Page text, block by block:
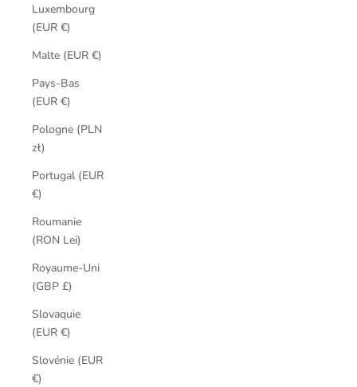
Luxembourg
(EUR €)
Malte (EUR €)
Pays-Bas
(EUR €)
Pologne (PLN
zł)
Portugal (EUR
€)
Roumanie
(RON Lei)
Royaume-Uni
(GBP £)
Slovaquie
(EUR €)
Slovénie (EUR
€)